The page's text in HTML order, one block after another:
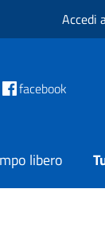
Accedi
facebook
libero